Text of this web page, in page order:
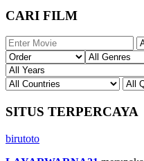
CARI FILM
SITUS TERPERCAYA
birutoto